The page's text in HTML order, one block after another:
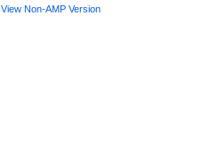
View Non-AMP Version